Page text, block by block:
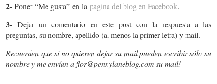
2- Poner “Me gusta” en la pagina del blog en Facebook.
3- Dejar un comentario en este post con la respuesta a las
preguntas, su nombre, apellido (al menos la primer letra) y mail.
Recuerden que si no quieren dejar su mail pueden escribir sólo su
nombre y me envían aflor@pennylaneblog.com su mail!